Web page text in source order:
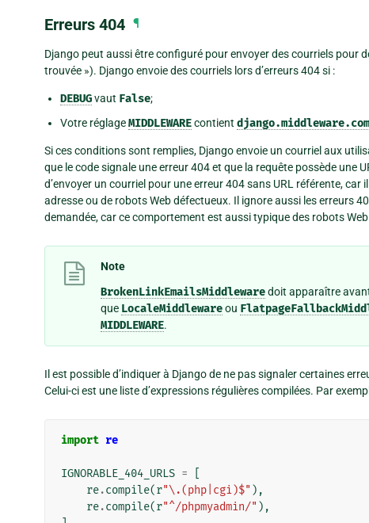
Erreurs 404 ¶
Django peut aussi être configuré pour envoyer des courriels pour
trouvée »). Django envoie des courriels lors d’erreurs 404 si :
DEBUGvaut False;
Votre réglageMIDDLEWAREcontient
Si ces conditions sont remplies, Django envoie un courriel aux
que le code signale une erreur 404 et que la requête possède une
d’envoyer un courriel pour une erreur 404 sans URL référente,
adresse ou de robots Web défectueux. Il ignore aussi les erreurs
demandée, car ce comportement est aussi typique des robots
Note
BrokenLinkEmailsMiddlewaredoit apparaître
que LocaleMiddlewareou
MIDDLEWARE.
Il est possible d’indiquer à Django de ne pas signaler certaines
Celui-ci est une liste d’expressions régulières compilées. Par
import re
IGNORABLE_404_URLS =
re.compile(r"\.(php|cgi)$" ),
re.compile(r"^/phpmyadmin/" ),